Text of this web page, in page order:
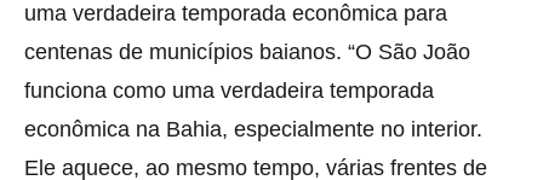
uma verdadeira temporada econômica para
centenas de municípios baianos. “O São João
funciona como uma verdadeira temporada
econômica na Bahia, especialmente no interior.
Ele aquece, ao mesmo tempo, várias frentes de